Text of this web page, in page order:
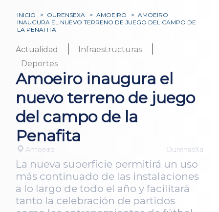
INICIO > OURENSEXA > AMOEIRO > AMOEIRO
INAUGURA EL NUEVO TERRENO DE JUEGO DEL CAMPO DE
LA PENAFITA
Actualidad | Infraestructuras |
Deportes
Amoeiro inaugura el
nuevo terreno de juego
del campo de la
Penafita
Amoeiro OurenseXa
La nueva superficie permitirá un uso
más continuado de las instalaciones
a lo largo de todo el año y facilitará
tanto la celebración de partidos